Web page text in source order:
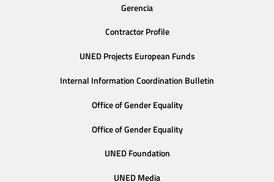
Gerencia
Contractor Profile
UNED Projects European Funds
Internal Information Coordination Bulletin
Office of Gender Equality
Office of Gender Equality
UNED Foundation
UNED Media